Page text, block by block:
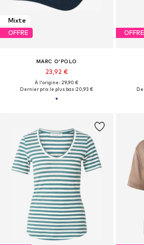
Mixte
OFFRE
MARC O'POLO
23,92 €
À l'origine : 29,90 €
Dernier prix le plus bas :20,93 €
OFFRE